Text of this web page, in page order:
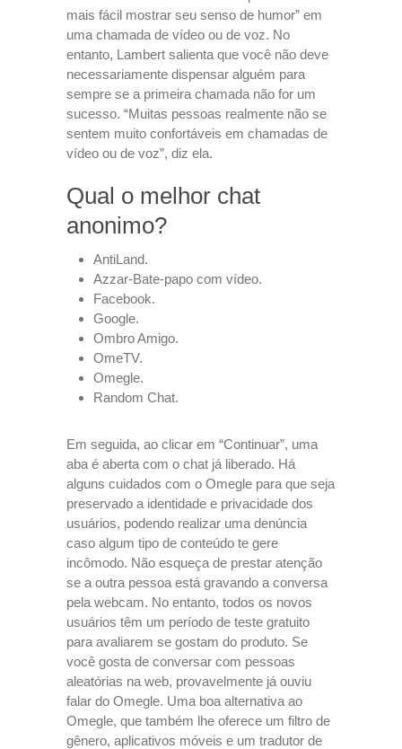
mais fácil mostrar seu senso de humor” em
uma chamada de vídeo ou de voz. No
entanto, Lambert salienta que você não deve
necessariamente dispensar alguém para
sempre se a primeira chamada não for um
sucesso. “Muitas pessoas realmente não se
sentem muito confortáveis em chamadas de
vídeo ou de voz”, diz ela.
Qual o melhor chat
anonimo?
AntiLand.
Azzar-Bate-papo com vídeo.
Facebook.
Google.
Ombro Amigo.
OmeTV.
Omegle.
Random Chat.
Em seguida, ao clicar em “Continuar”, uma
aba é aberta com o chat já liberado. Há
alguns cuidados com o Omegle para que seja
preservado a identidade e privacidade dos
usuários, podendo realizar uma denúncia
caso algum tipo de conteúdo te gere
incômodo. Não esqueça de prestar atenção
se a outra pessoa está gravando a conversa
pela webcam. No entanto, todos os novos
usuários têm um período de teste gratuito
para avaliarem se gostam do produto. Se
você gosta de conversar com pessoas
aleatórias na web, provavelmente já ouviu
falar do Omegle. Uma boa alternativa ao
Omegle, que também lhe oferece um filtro de
gênero, aplicativos móveis e um tradutor de